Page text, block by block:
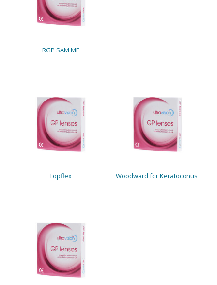
RGP SAM MF
Topflex Woodward for Keratoconus